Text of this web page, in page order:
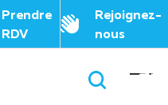
Prendre
RDV
Rejoignez-
nous